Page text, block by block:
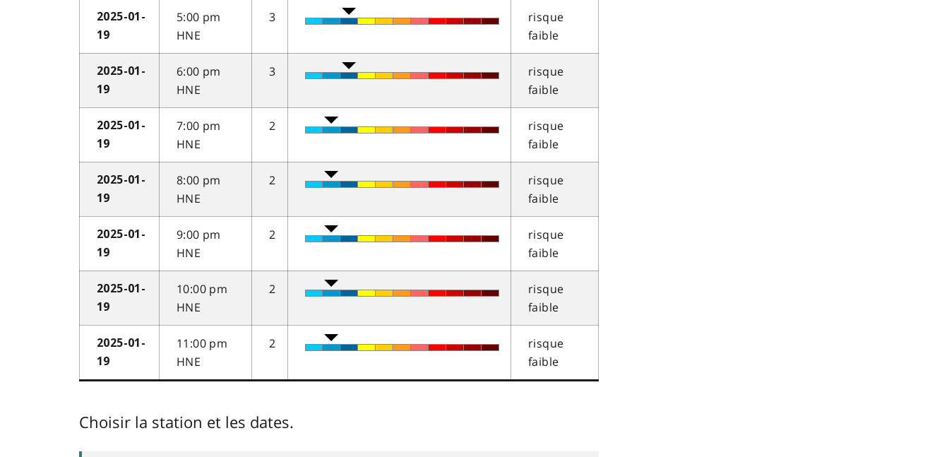
2025-01-
19
5:00 pm
HNE
3
risque
faible
2025-01-
19
6:00 pm
HNE
3
risque
faible
2025-01-
19
7:00 pm
HNE
2
risque
faible
2025-01-
19
8:00 pm
HNE
2
risque
faible
2025-01-
19
9:00 pm
HNE
2
risque
faible
2025-01-
19
10:00 pm
HNE
2
risque
faible
2025-01-
19
11:00 pm
HNE
2
risque
faible
Choisir la station et les dates.